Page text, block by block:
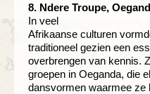
8. Ndere Troupe,
In veel
Afrikaanse culturen
traditioneel gezien een
overbrengen van kennis.
groepen in Oeganda, die
dansvormen waarmee ze